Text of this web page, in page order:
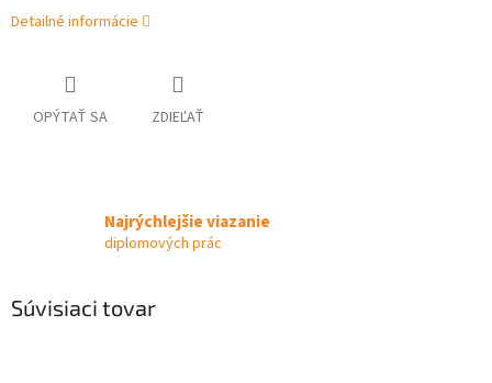
Detailné informácie
OPÝTAŤ SA ZDIEĽAŤ
Najrýchlejšie viazanie
diplomových prác
Súvisiaci tovar